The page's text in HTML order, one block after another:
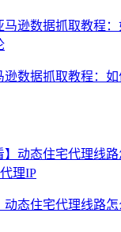
逊数据抓取教程：
动态住宅代理线路